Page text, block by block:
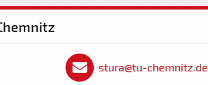
stura@tu-chemnitz.de